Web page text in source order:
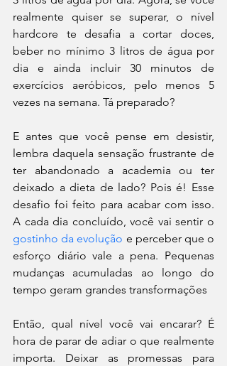
realmente quiser se superar, o nível
hardcore te desafia a cortar doces,
beber no mínimo 3 litros de água por
dia e ainda incluir 30 minutos de
exercícios aeróbicos, pelo menos 5
vezes na semana. Tá preparado?
E antes que você pense em desistir,
lembra daquela sensação frustrante de
ter abandonado a academia ou ter
deixado a dieta de lado? Pois é! Esse
desafio foi feito para acabar com isso.
gostinho da evolução e perceber que o
esforço diário vale a pena. Pequenas
mudanças acumuladas ao longo do
tempo geram grandes transformações
Então, qual nível você vai encarar? É
hora de parar de adiar o que realmente
importa. Deixar as promessas para